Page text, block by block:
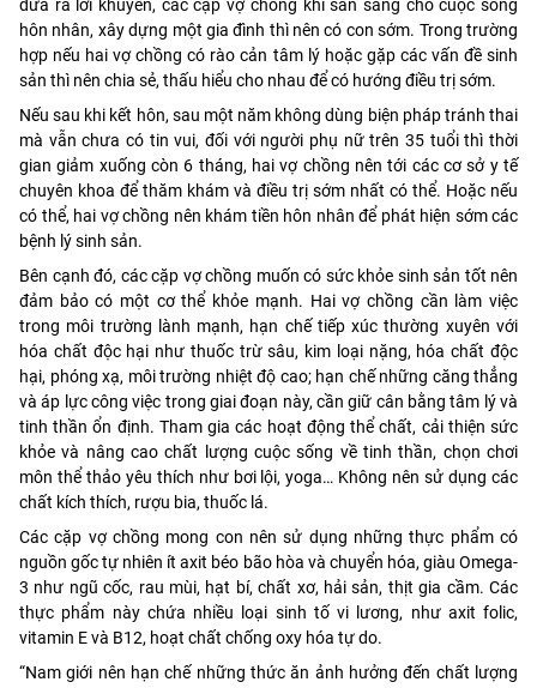
đưa ra lời khuyên, các cặp vợ chồng khi sẵn sàng cho cuộc sống
hôn nhân, xây dựng một gia đình thì nên có con sớm. Trong trường
hợp nếu hai vợ chồng có rào cản tâm lý hoặc gặp các vấn đề sinh
sản thì nên chia sẻ, thấu hiểu cho nhau để có hướng điều trị sớm.
Nếu sau khi kết hôn, sau một năm không dùng biện pháp tránh thai
mà vẫn chưa có tin vui, đối với người phụ nữ trên 35 tuổi thì thời
gian giảm xuống còn 6 tháng, hai vợ chồng nên tới các cơ sở y tế
chuyên khoa để thăm khám và điều trị sớm nhất có thể. Hoặc nếu
có thể, hai vợ chồng nên khám tiền hôn nhân để phát hiện sớm các
bệnh lý sinh sản.
Bên cạnh đó, các cặp vợ chồng muốn có sức khỏe sinh sản tốt nên
đảm bảo có một cơ thể khỏe mạnh. Hai vợ chồng cần làm việc
trong môi trường lành mạnh, hạn chế tiếp xúc thường xuyên với
hóa chất độc hại như thuốc trừ sâu, kim loại nặng, hóa chất độc
hại, phóng xạ, môi trường nhiệt độ cao; hạn chế những căng thẳng
và áp lực công việc trong giai đoạn này, cần giữ cân bằng tâm lý và
tinh thần ổn định. Tham gia các hoạt động thể chất, cải thiện sức
khỏe và nâng cao chất lượng cuộc sống về tinh thần, chọn chơi
môn thể thảo yêu thích như bơi lội, yoga… Không nên sử dụng các
chất kích thích, rượu bia, thuốc lá.
Các cặp vợ chồng mong con nên sử dụng những thực phẩm có
nguồn gốc tự nhiên ít axit béo bão hòa và chuyển hóa, giàu Omega-
3 như ngũ cốc, rau mùi, hạt bí, chất xơ, hải sản, thịt gia cầm. Các
thực phẩm này chứa nhiều loại sinh tố vi lương, như axit folic,
vitamin E và B12, hoạt chất chống oxy hóa tự do.
“Nam giới nên hạn chế những thức ăn ảnh hưởng đến chất lượng